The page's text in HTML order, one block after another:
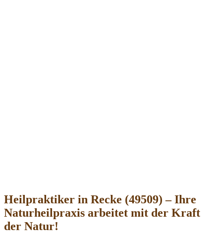
Heilpraktiker in Recke (49509) – Ihre
Naturheilpraxis arbeitet mit der Kraft
der Natur!